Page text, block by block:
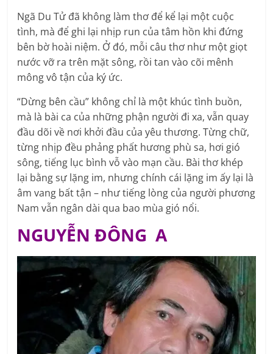
Ngã Du Tử đã không làm thơ để kể lại một cuộc
tình, mà để ghi lại nhịp run của tâm hồn khi đứng
bên bờ hoài niệm. Ở đó, mỗi câu thơ như một giọt
nước vỡ ra trên mặt sông, rồi tan vào cõi mênh
mông vô tận của ký ức.
“Dừng bên cầu” không chỉ là một khúc tình buồn,
mà là bài ca của những phận người đi xa, vẫn quay
đầu dõi về nơi khởi đầu của yêu thương. Từng chữ,
từng nhịp đều phảng phất hương phù sa, hơi gió
sông, tiếng lục bình vỗ vào mạn cầu. Bài thơ khép
lại bằng sự lặng im, nhưng chính cái lặng im ấy lại là
âm vang bất tận – như tiếng lòng của người phương
Nam vẫn ngân dài qua bao mùa gió nổi.
NGUYỄN ĐÔNG A